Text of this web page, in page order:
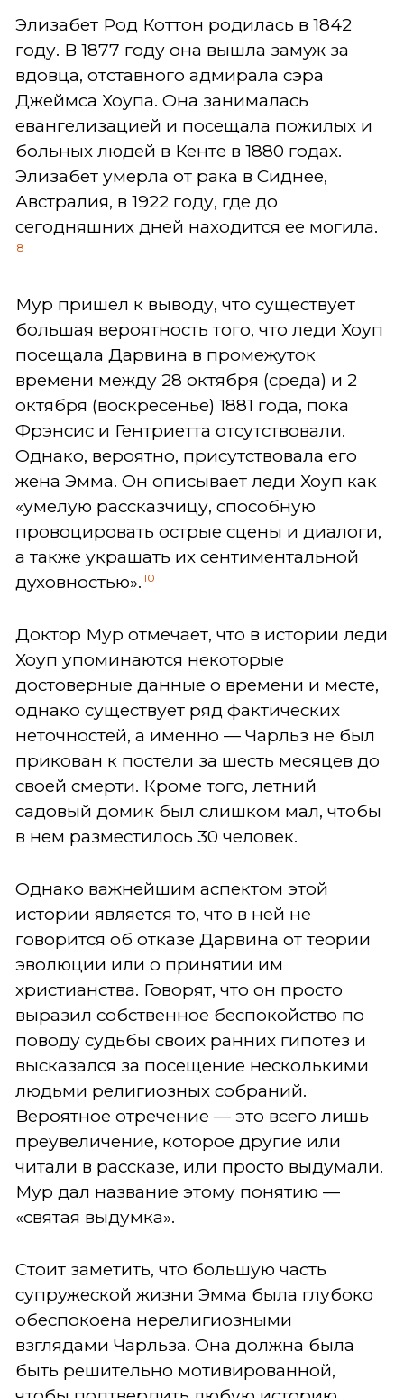
Элизабет Род Коттон родилась в 1842
году. В 1877 году она вышла замуж за
вдовца, отставного адмирала сэра
Джеймса Хоупа. Она занималась
евангелизацией и посещала пожилых и
больных людей в Кенте в 1880 годах.
Элизабет умерла от рака в Сиднее,
Австралия, в 1922 году, где до
сегодняшних дней находится ее могила.
8
Мур пришел к выводу, что существует
большая вероятность того, что леди Хоуп
посещала Дарвина в промежуток
времени между 28 октября (среда) и 2
октября (воскресенье) 1881 года, пока
Фрэнсис и Гентриетта отсутствовали.
Однако, вероятно, присутствовала его
жена Эмма. Он описывает леди Хоуп как
«умелую рассказчицу, способную
провоцировать острые сцены и диалоги,
а также украшать их сентиментальной
духовностью». 10
Доктор Мур отмечает, что в истории леди
Хоуп упоминаются некоторые
достоверные данные о времени и месте,
однако существует ряд фактических
неточностей, а именно — Чарльз не был
прикован к постели за шесть месяцев до
своей смерти. Кроме того, летний
садовый домик был слишком мал, чтобы
в нем разместилось 30 человек.
Однако важнейшим аспектом этой
истории является то, что в ней не
говорится об отказе Дарвина от теории
эволюции или о принятии им
христианства. Говорят, что он просто
выразил собственное беспокойство по
поводу судьбы своих ранних гипотез и
высказался за посещение несколькими
людьми религиозных собраний.
Вероятное отречение — это всего лишь
преувеличение, которое другие или
читали в рассказе, или просто выдумали.
Мур дал название этому понятию —
«святая выдумка».
Стоит заметить, что большую часть
супружеской жизни Эмма была глубоко
обеспокоена нерелигиозными
взглядами Чарльза. Она должна была
быть решительно мотивированной,